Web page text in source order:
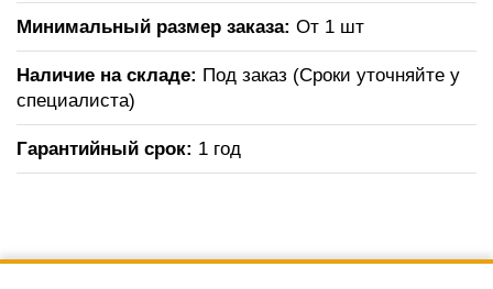
Минимальный размер заказа: От 1 шт
Наличие на складе: Под заказ (Сроки уточняйте у
специалиста)
Гарантийный срок: 1 год